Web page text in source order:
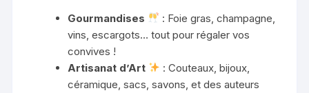
Gourmandises
: Foie gras, champagne,
vins, escargots… tout pour régaler vos
convives !
Artisanat d’Art
: Couteaux, bijoux,
céramique, sacs, savons, et des auteurs